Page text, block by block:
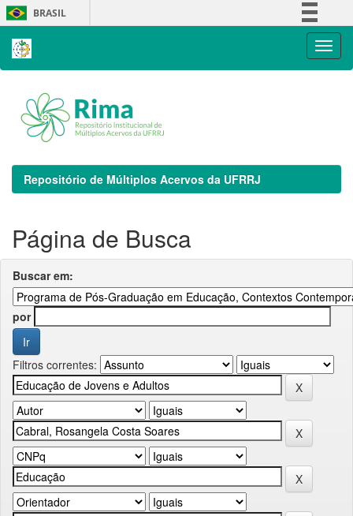
Skip
navigation
BRASIL
Repositório de Múltiplos Acervos da UFRRJ
Página de Busca
Buscar em:
por
Filtros correntes: